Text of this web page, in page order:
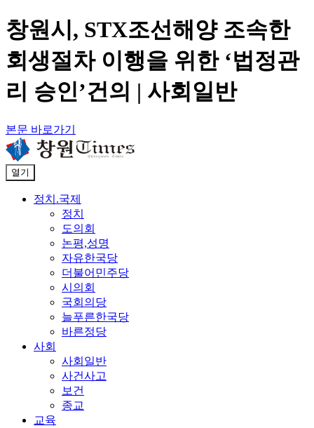
창원시, STX조선해양 조속한
회생절차 이행을 위한 ‘법정관
리 승인’건의 | 사회일반
본문 바로가기
열기
정치.국제
정치
도의회
논평,성명
자유한국당
더불어민주당
시의회
국회의당
늘푸른한국당
바른정당
사회
사회일반
사건사고
보건
종교
교육